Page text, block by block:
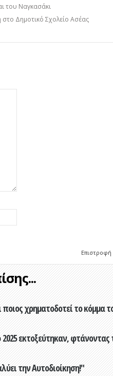
του Ναγκασάκι
Δημοτικό Σχολείο Ασέας
χρηματοδοτεί το κόμμα
εκτοξεύτηκαν, φτάνοντας
την Αυτοδιοίκηση!"